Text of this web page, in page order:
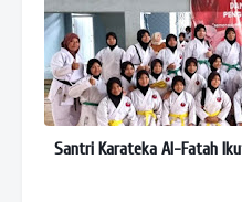
Santri Karateka Al-Fatah